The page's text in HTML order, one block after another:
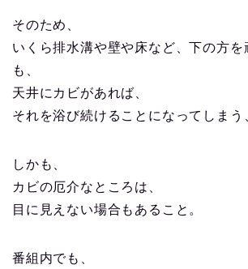
そのため、
いくら排水溝や壁や床など、下の方を
も、
天井にカビがあれば、
それを浴び続けることになってしまう
しかも、
カビの厄介なところは、
目に見えない場合もあること。
番組内でも、